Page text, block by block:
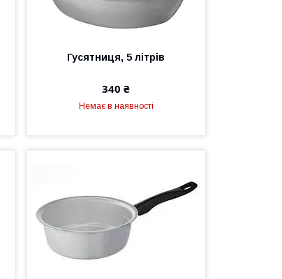
Гусятниця, 5 літрів
340 ₴
Немає в наявності